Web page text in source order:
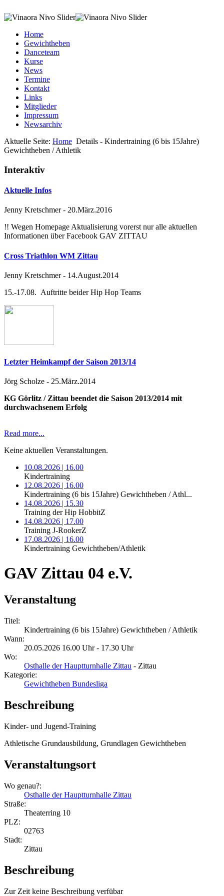
Home
Gewichtheben
Danceteam
Kurse
News
Termine
Kontakt
Links
Mitglieder
Impressum
Newsarchiv
Aktuelle Seite: Home Details - Kindertraining (6 bis 15Jahre)
Gewichtheben / Athletik
Interaktiv
Aktuelle Infos
Jenny Kretschmer- 20.März.2016
!! Wegen Homepage Aktualisierung vorerst nur alle aktuellen
Informationen über Facebook GAV ZITTAU
Cross Triathlon WM Zittau
Jenny Kretschmer- 14.August.2014
15.-17.08. Auftritte beider Hip Hop Teams
Letzter Heimkampf der Saison 2013/14
Jörg Scholze - 25.März.2014
KG Görlitz / Zittau beendet die Saison 2013/2014 mit
durchwachsenem Erfolg
Read more...
Keine aktuellen Veranstaltungen.
10.08.2026 | 16.00
Kindertraining
12.08.2026 | 16.00
Kindertraining (6 bis 15Jahre) Gewichtheben / Athl...
14.08.2026 | 15.30
Training der Hip HobbitZ
14.08.2026 | 17.00
Training J-RookerZ
17.08.2026 | 16.00
Kindertraining Gewichtheben/Athletik
GAV Zittau 04 e.V.
Veranstaltung
Titel:
Kindertraining (6 bis 15Jahre) Gewichtheben / Athletik
Wann:
20.05.2026 16.00 Uhr - 17.30 Uhr
Wo:
Osthalle der Hauptturnhalle Zittau - Zittau
Kategorie:
Gewichtheben Bundesliga
Beschreibung
Kinder- und Jugend-Training
Athletische Grundausbildung, Grundlagen Gewichtheben
Veranstaltungsort
Wo genau?:
Osthalle der Hauptturnhalle Zittau
Straße:
Theaterring 10
PLZ:
02763
Stadt:
Zittau
Beschreibung
Zur Zeit keine Beschreibung verfübar